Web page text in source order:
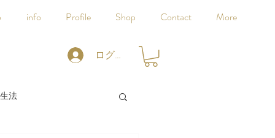
info Profile Shop Contact More
ログイン
法